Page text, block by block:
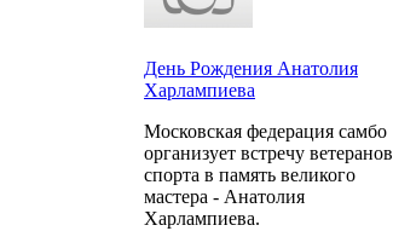
День Рождения Анатолия
Харлампиева
Московская федерация самбо
организует встречу ветеранов
спорта в память великого
мастера - Анатолия
Харлампиева.